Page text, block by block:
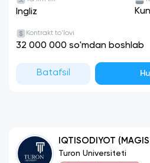
Ingliz
Kontrakt to'lovi
32 000 000 so'mdan boshlab
Batafsil
IQTISODIYOT
Turon Universiteti